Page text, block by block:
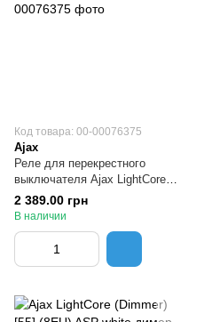
Код товара: 00-00076375
Ajax
Реле для перекрестного
выключателя Ajax LightCore
(Crossover) vertical
2 389.00 грн
В наличии